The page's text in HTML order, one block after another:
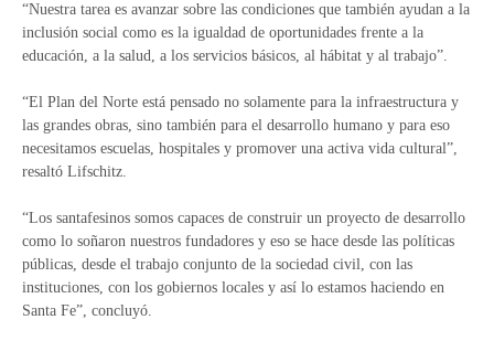
“Nuestra tarea es avanzar sobre las condiciones que también ayudan a la
inclusión social como es la igualdad de oportunidades frente a la
educación, a la salud, a los servicios básicos, al hábitat y al trabajo”.
“El Plan del Norte está pensado no solamente para la infraestructura y
las grandes obras, sino también para el desarrollo humano y para eso
necesitamos escuelas, hospitales y promover una activa vida cultural”,
resaltó Lifschitz.
“Los santafesinos somos capaces de construir un proyecto de desarrollo
como lo soñaron nuestros fundadores y eso se hace desde las políticas
públicas, desde el trabajo conjunto de la sociedad civil, con las
instituciones, con los gobiernos locales y así lo estamos haciendo en
Santa Fe”, concluyó.